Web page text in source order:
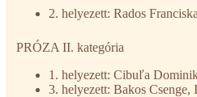
2. helyezett: Rados
PRÓZA II. kategória
1. helyezett: Cibuľa
3. helyezett: Bakos Csenge,